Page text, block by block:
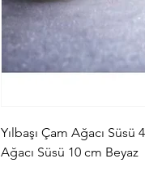
Yılbaşı Çam Ağacı
Ağacı Süsü 10 cm Beyaz